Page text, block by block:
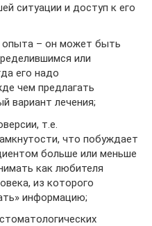
ситуации и доступ к его
опыта – он может быть
или
его надо
чем предлагать
вариант лечения;
т.е.
что побуждает
больше или меньше
как любителя
из которого
информацию;